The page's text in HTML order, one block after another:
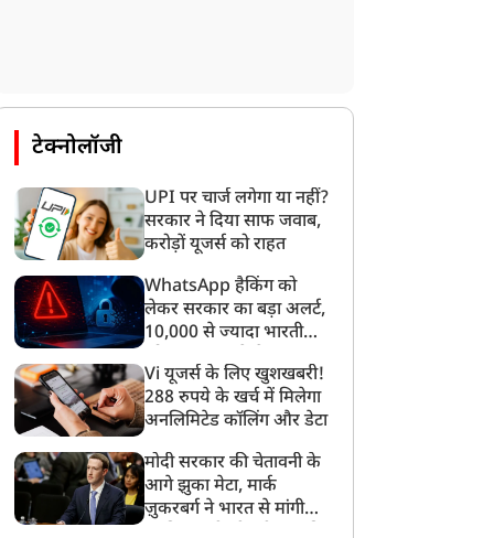
टेक्नोलॉजी
UPI पर चार्ज लगेगा या नहीं?
सरकार ने दिया साफ जवाब,
करोड़ों यूजर्स को राहत
WhatsApp हैकिंग को
लेकर सरकार का बड़ा अलर्ट,
10,000 से ज्यादा भारतीयों
गया
Vi यूजर्स के लिए खुशखबरी!
288 रुपये के खर्च में मिलेगा
अनलिमिटेड कॉलिंग और डेटा
मोदी सरकार की चेतावनी के
आगे झुका मेटा, मार्क
ज़ुकरबर्ग ने भारत से मांगी